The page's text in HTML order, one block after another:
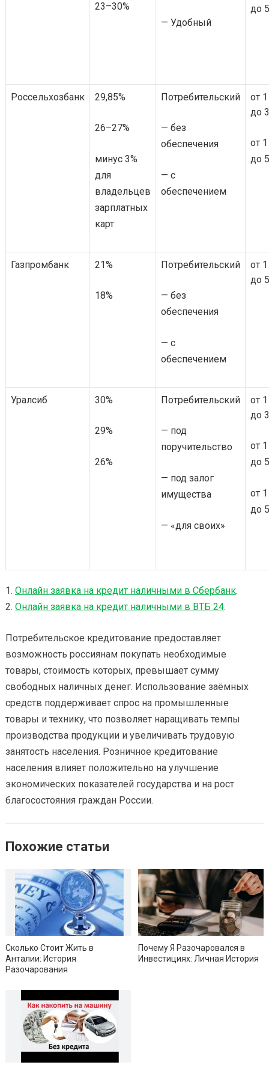
23–30%
— Удобный
до
Россельхозбанк 29,85%
26–27%
минус 3%
для
владельцев
зарплатных
карт
Потребительский
— без
обеспечения
— с
обеспечением
от
до
от
до
Газпромбанк 21%
18%
Потребительский
— без
обеспечения
— с
обеспечением
от
до
Уралсиб 30%
29%
26%
Потребительский
— под
поручительство
— под залог
имущества
— «для своих»
от
до
от
до
от
до
1. Онлайн заявка на кредит наличными в Сбербанк.
2. Онлайн заявка на кредит наличными в ВТБ 24.
Потребительское кредитование предоставляет
возможность россиянам покупать необходимые
товары, стоимость которых, превышает сумму
свободных наличных денег. Использование заёмных
средств поддерживает спрос на промышленные
товары и технику, что позволяет наращивать темпы
производства продукции и увеличивать трудовую
занятость населения. Розничное кредитование
населения влияет положительно на улучшение
экономических показателей государства и на рост
благосостояния граждан России.
Похожие статьи
Сколько Стоит Жить в
Анталии: История
Разочарования
Почему Я Разочаровался в
Инвестициях: Личная История